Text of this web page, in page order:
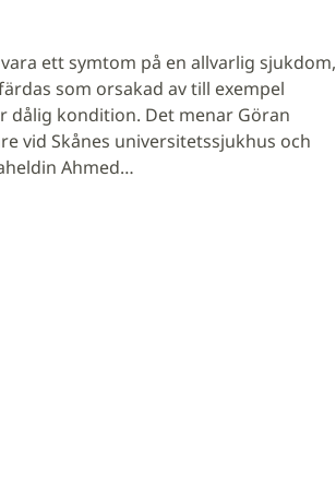
ett symtom på en allvarlig sjukdom,
som orsakad av till exempel
dålig kondition. Det menar Göran
vid Skånes universitetssjukhus och
Ahmed…